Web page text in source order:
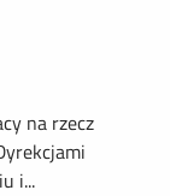
na rzecz
i...